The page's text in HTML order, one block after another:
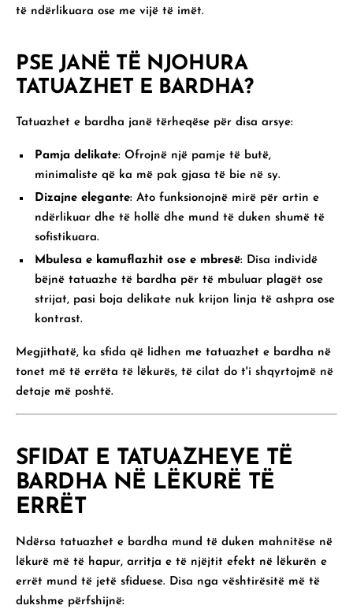
të ndërlikuara ose me vijë të imët.
PSE JANË TË NJOHURA
TATUAZHET E BARDHA?
Tatuazhet e bardha janë tërheqëse për disa arsye:
Pamja delikate: Ofrojnë një pamje të butë,
minimaliste që ka më pak gjasa të bie në sy.
Dizajne elegante: Ato funksionojnë mirë për artin e
ndërlikuar dhe të hollë dhe mund të duken shumë të
sofistikuara.
Mbulesa e kamuflazhit ose e mbresë: Disa individë
bëjnë tatuazhe të bardha për të mbuluar plagët ose
strijat, pasi boja delikate nuk krijon linja të ashpra ose
kontrast.
Megjithatë, ka sfida që lidhen me tatuazhet e bardha në
tonet më të errëta të lëkurës, të cilat do t'i shqyrtojmë në
detaje më poshtë.
SFIDAT E TATUAZHEVE TË
BARDHA NË LËKURË TË
ERRËT
Ndërsa tatuazhet e bardha mund të duken mahnitëse në
lëkurë më të hapur, arritja e të njëjtit efekt në lëkurën e
errët mund të jetë sfiduese. Disa nga vështirësitë më të
dukshme përfshijnë: